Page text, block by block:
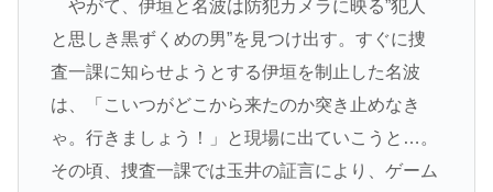
やがて、伊垣と名波は防犯カメラに映る”犯人
と思しき黒ずくめの男”を見つけ出す。すぐに捜
査一課に知らせようとする伊垣を制止した名波
は、「こいつがどこから来たのか突き止めなき
ゃ。行きましょう！」と現場に出ていこうと…。
その頃、捜査一課では玉井の証言により、ゲーム